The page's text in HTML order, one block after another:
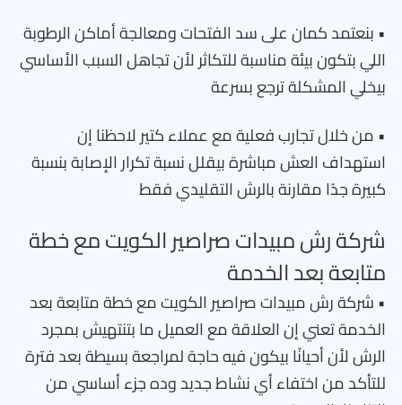
• بنعتمد كمان على سد الفتحات ومعالجة أماكن الرطوبة
اللي بتكون بيئة مناسبة للتكاثر لأن تجاهل السبب الأساسي
بيخلي المشكلة ترجع بسرعة
• من خلال تجارب فعلية مع عملاء كتير لاحظنا إن
استهداف العش مباشرة بيقلل نسبة تكرار الإصابة بنسبة
كبيرة جدًا مقارنة بالرش التقليدي فقط
شركة رش مبيدات صراصير الكويت مع خطة
متابعة بعد الخدمة
• شركة رش مبيدات صراصير الكويت مع خطة متابعة بعد
الخدمة تعني إن العلاقة مع العميل ما بتنتهيش بمجرد
الرش لأن أحيانًا بيكون فيه حاجة لمراجعة بسيطة بعد فترة
للتأكد من اختفاء أي نشاط جديد وده جزء أساسي من